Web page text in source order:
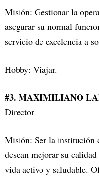
Misión: Gestionar la
asegurar su normal
servicio de excelencia a
Hobby: Viajar.
#3. MAXIMILIANO
Director
Misión: Ser la institución
desean mejorar su
vida activo y saludable.